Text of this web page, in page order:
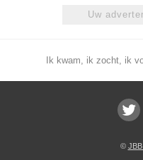
Uw
Ik kwam, ik zocht, ik
©